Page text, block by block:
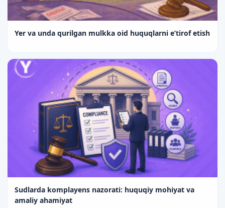
Yer va unda qurilgan mulkka oid huquqlarni e’tirof etish
Sudlarda komplayens nazorati: huquqiy mohiyat va
amaliy ahamiyat